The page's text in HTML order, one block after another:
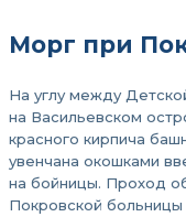
Морг при
На углу между
на Васильевском
красного кирпича
увенчана окошками
на бойницы. Проход
Покровской